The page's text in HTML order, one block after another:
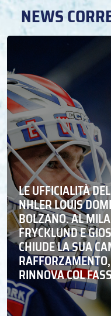
NEWS
LE UFFICIALITÀ
NHLER LOUIS
BOLZANO. AL
FRYCKLUND E
CHIUDE LA SUA
RINNOVA COL